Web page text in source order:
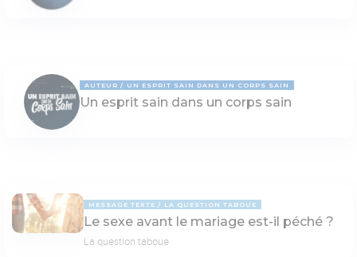
AUTEUR UN ESPRIT SAIN DANS UN CORPS SAIN
Un esprit sain dans un corps sain
MESSAGE TEXTE LA QUESTION TABOUE
Le sexe avant le mariage est-il péché ?
La question taboue